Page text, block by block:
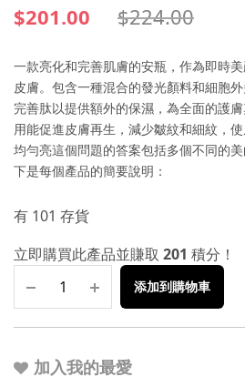
$201.00 $224.00
一款亮化和完善肌膚的安瓶，作為即時
皮膚。包含一種混合的發光顏料和細胞
完善肽以提供額外的保濕，為全面的護
用能促進皮膚再生，減少皺紋和細紋，
均勻亮這個問題的答案包括多個不同的
下是每個產品的簡要說明：
有 101 存貨
立即購買此產品並賺取 201 積分！
添加到購物車
加入我的最愛